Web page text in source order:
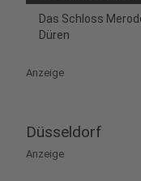
26
42653 Solingen
27
Das Schloss
Düren
Anzeige
Düsseldorf
Anzeige